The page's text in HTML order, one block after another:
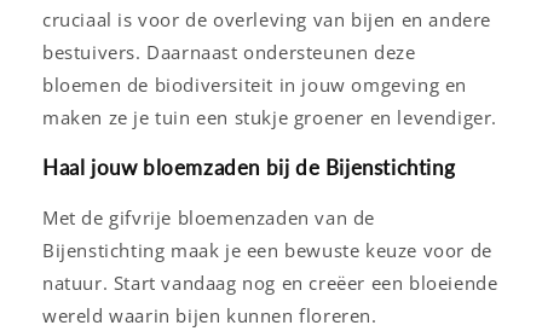
cruciaal is voor de overleving van bijen en andere
bestuivers. Daarnaast ondersteunen deze
bloemen de biodiversiteit in jouw omgeving en
maken ze je tuin een stukje groener en levendiger.
Haal jouw bloemzaden bij de Bijenstichting
Met de gifvrije bloemenzaden van de
Bijenstichting maak je een bewuste keuze voor de
natuur. Start vandaag nog en creëer een bloeiende
wereld waarin bijen kunnen floreren.